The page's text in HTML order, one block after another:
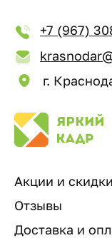
+7 (967)
г.
Акции и скидки
Отзывы
Доставка и